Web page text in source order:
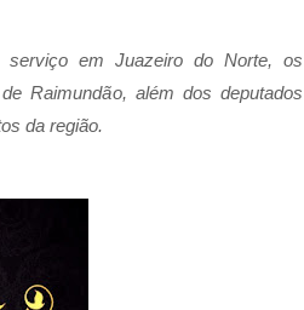
serviço em Juazeiro do Norte, os
Raimundão, além dos deputados
da região.